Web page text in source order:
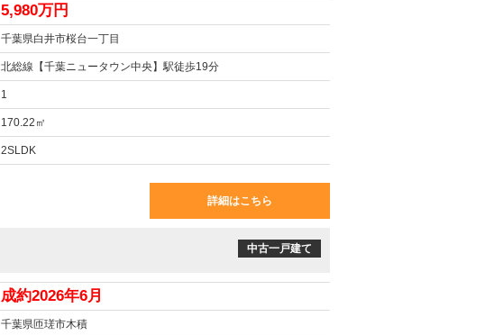
5,980万円
千葉県白井市桜台一丁目
北総線【千葉ニュータウン中央】駅徒歩19分
1
170.22㎡
2SLDK
詳細はこちら
中古一戸建て
成約2026年6月
千葉県匝瑳市木積